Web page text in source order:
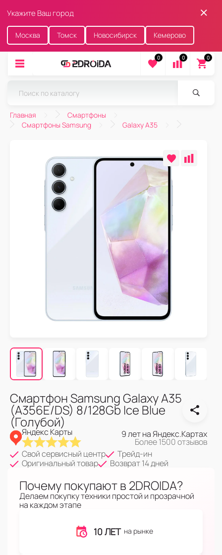
Укажите Ваш город
Москва Томск Новосибирск Кемерово
0 0 0
Главная
Смартфоны
Смартфоны Samsung
Galaxy A35
Смартфон Samsung Galaxy A35
(A356E/DS) 8/128Gb Ice Blue
(Голубой)
Яндекс Карты 9 лет на Яндекс.Картах
Более 1500 отзывов
Свой сервисный центр
Трейд-ин
Оригинальный товар
Возврат 14 дней
Почему покупают в 2DROIDA?
Делаем покупку техники простой и прозрачной
на каждом этапе
10 ЛЕТ на рынке